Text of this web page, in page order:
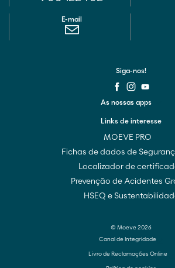
E-mail
Links de interesse
MOEVE PRO
Fichas de dados de
Localizador de
Prevenção de Acidentes
HSEQ e
As nossas apps
Siga-nos!
© Moeve 2026
Canal de Integridade
Livro de Reclamações Online